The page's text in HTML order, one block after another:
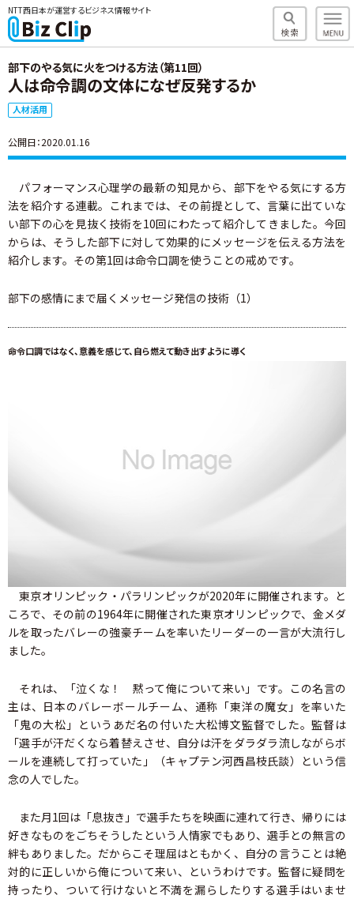
NTT西日本が運営するビジネス情報サイト
部下のやる気に火をつける方法（第11回）
人は命令調の文体になぜ反発するか
人材活用
公開日：2020.01.16
パフォーマンス心理学の最新の知見から、部下をやる気にする方
法を紹介する連載。これまでは、その前提として、言葉に出ていな
い部下の心を見抜く技術を10回にわたって紹介してきました。今回
からは、そうした部下に対して効果的にメッセージを伝える方法を
紹介します。その第1回は命令口調を使うことの戒めです。
部下の感情にまで届くメッセージ発信の技術（1）
命令口調ではなく、意義を感じて、自ら燃えて動き出すように導く
東京オリンピック・パラリンピックが2020年に開催されます。と
ころで、その前の1964年に開催された東京オリンピックで、金メダ
ルを取ったバレーの強豪チームを率いたリーダーの一言が大流行し
ました。
それは、「泣くな！ 黙って俺について来い」です。この名言の
主は、日本のバレーボールチーム、通称「東洋の魔女」を率いた
「鬼の大松」というあだ名の付いた大松博文監督でした。監督は
「選手が汗だくなら着替えさせ、自分は汗をダラダラ流しながらボ
ールを連続して打っていた」（キャプテン河西昌枝氏談）という信
念の人でした。
また月1回は「息抜き」で選手たちを映画に連れて行き、帰りには
好きなものをごちそうしたという人情家でもあり、選手との無言の
絆もありました。だからこそ理屈はともかく、自分の言うことは絶
対的に正しいから俺について来い、というわけです。監督に疑問を
持ったり、ついて行けないと不満を漏らしたりする選手はいませ